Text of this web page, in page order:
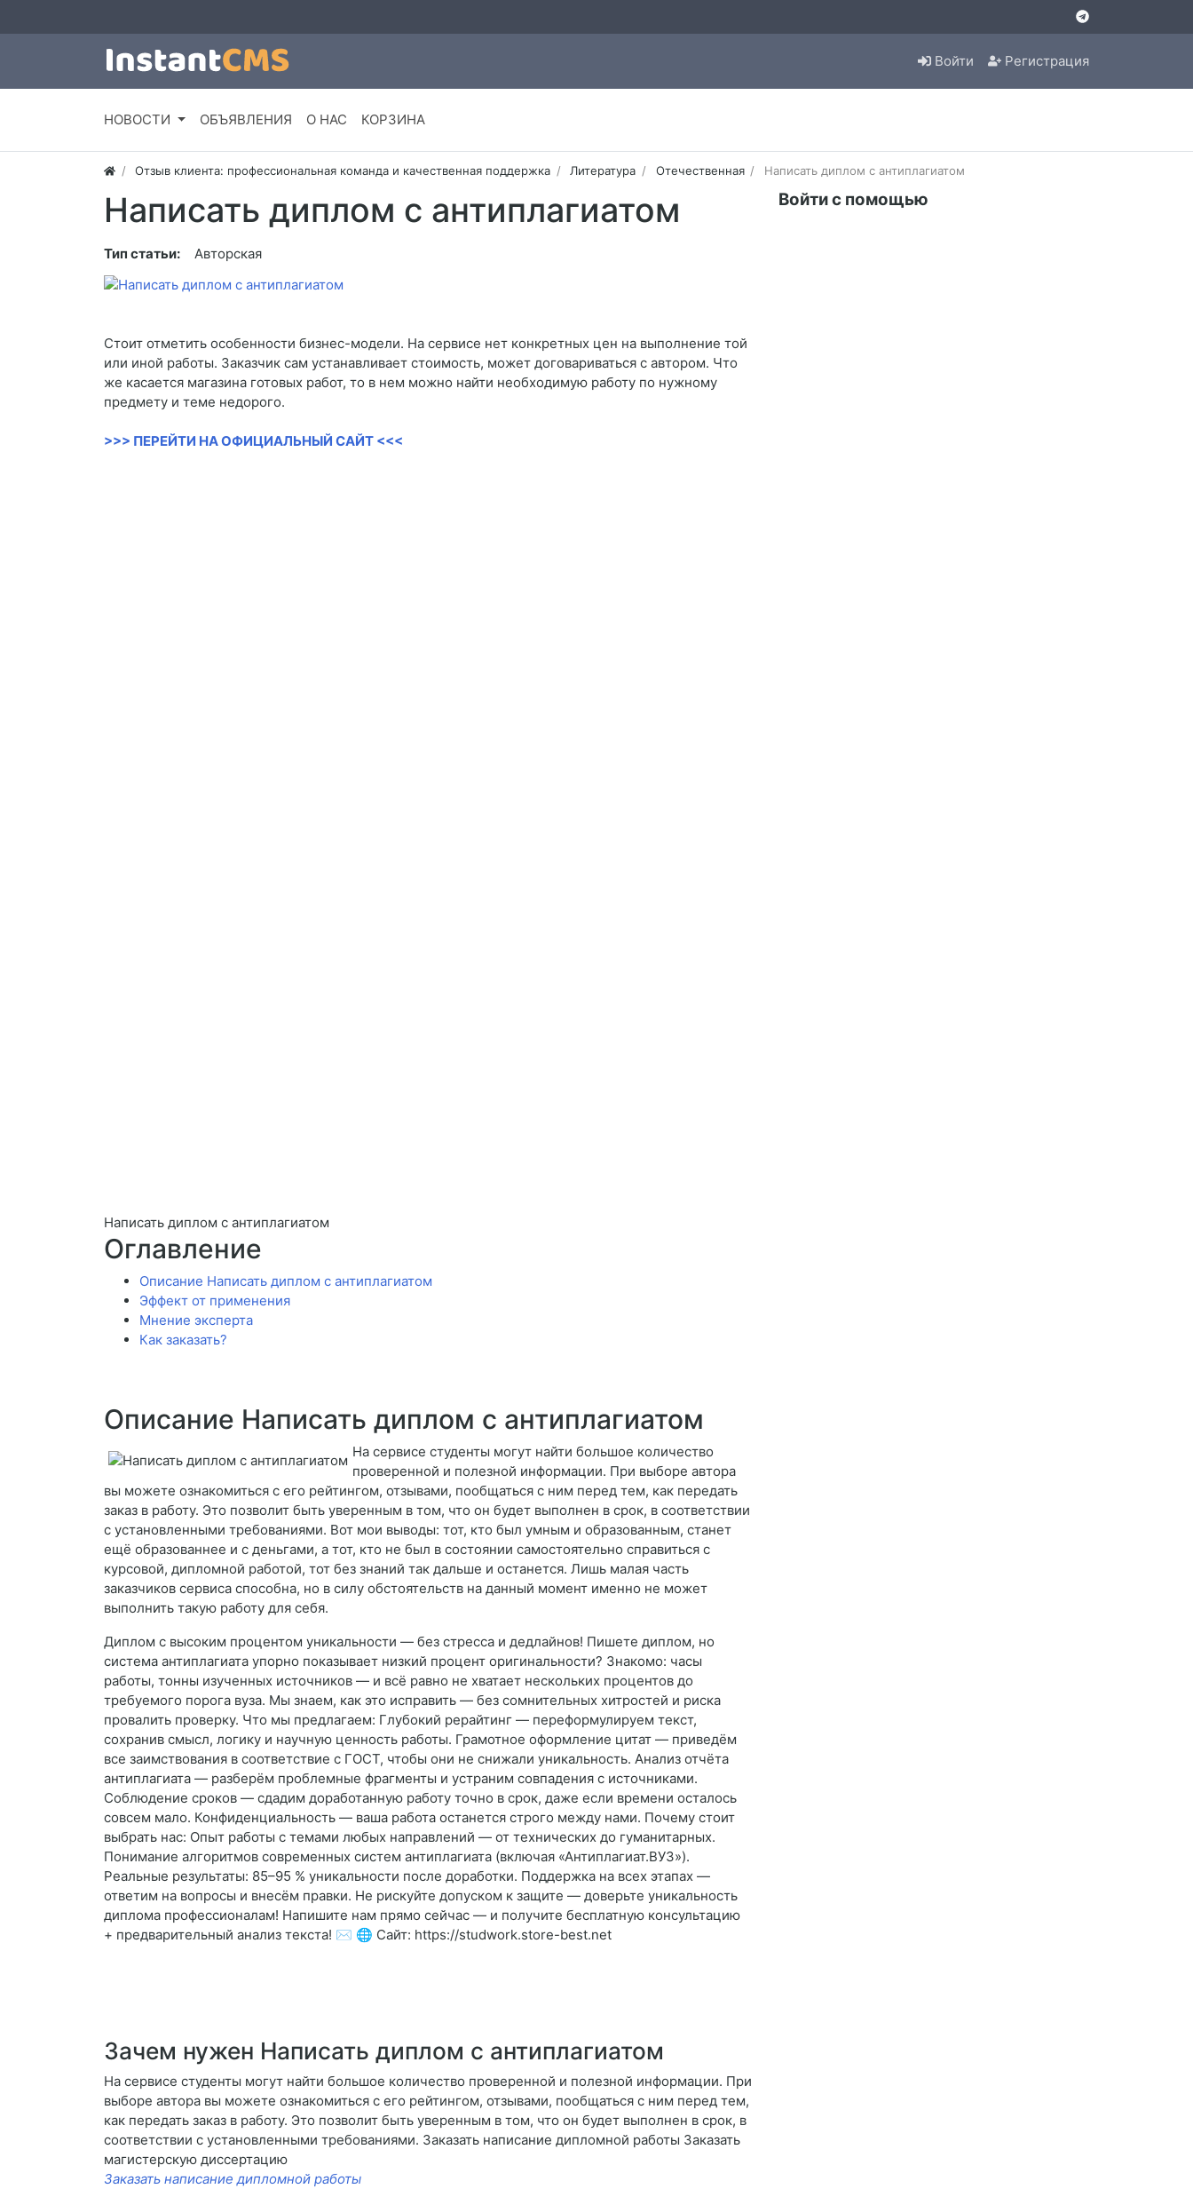
Войти Регистрация
НОВОСТИ ОБЪЯВЛЕНИЯ О НАС КОРЗИНА
Отзыв клиента: профессиональная команда и качественная поддержка Литература Отечественная Написать диплом с антиплагиатом
Написать диплом с антиплагиатом
Тип статьи: Авторская
Стоит отметить особенности бизнес-модели. На сервисе нет конкретных цен на выполнение той
или иной работы. Заказчик сам устанавливает стоимость, может договариваться с автором. Что
же касается магазина готовых работ, то в нем можно найти необходимую работу по нужному
предмету и теме недорого.
>>> ПЕРЕЙТИ НА ОФИЦИАЛЬНЫЙ САЙТ <<<
Написать диплом с антиплагиатом
Оглавление
Описание Написать диплом с антиплагиатом
Эффект от применения
Мнение эксперта
Как заказать?
Описание Написать диплом с антиплагиатом
На сервисе студенты могут найти большое количество
проверенной и полезной информации. При выборе автора
вы можете ознакомиться с его рейтингом, отзывами, пообщаться с ним перед тем, как передать
заказ в работу. Это позволит быть уверенным в том, что он будет выполнен в срок, в соответствии
с установленными требованиями. Вот мои выводы: тот, кто был умным и образованным, станет
ещё образованнее и с деньгами, а тот, кто не был в состоянии самостоятельно справиться с
курсовой, дипломной работой, тот без знаний так дальше и останется. Лишь малая часть
заказчиков сервиса способна, но в силу обстоятельств на данный момент именно не может
выполнить такую работу для себя.
Диплом с высоким процентом уникальности — без стресса и дедлайнов! Пишете диплом, но
система антиплагиата упорно показывает низкий процент оригинальности? Знакомо: часы
работы, тонны изученных источников — и всё равно не хватает нескольких процентов до
требуемого порога вуза. Мы знаем, как это исправить — без сомнительных хитростей и риска
провалить проверку. Что мы предлагаем: Глубокий рерайтинг — переформулируем текст,
сохранив смысл, логику и научную ценность работы. Грамотное оформление цитат — приведём
все заимствования в соответствие с ГОСТ, чтобы они не снижали уникальность. Анализ отчёта
антиплагиата — разберём проблемные фрагменты и устраним совпадения с источниками.
Соблюдение сроков — сдадим доработанную работу точно в срок, даже если времени осталось
совсем мало. Конфиденциальность — ваша работа останется строго между нами. Почему стоит
выбрать нас: Опыт работы с темами любых направлений — от технических до гуманитарных.
Понимание алгоритмов современных систем антиплагиата (включая «Антиплагиат.ВУЗ»).
Реальные результаты: 85–95 % уникальности после доработки. Поддержка на всех этапах —
ответим на вопросы и внесём правки. Не рискуйте допуском к защите — доверьте уникальность
диплома профессионалам! Напишите нам прямо сейчас — и получите бесплатную консультацию
+ предварительный анализ текста! ✉️ 🌐 Сайт: https://studwork.store-best.net
Зачем нужен Написать диплом с антиплагиатом
На сервисе студенты могут найти большое количество проверенной и полезной информации. При
выборе автора вы можете ознакомиться с его рейтингом, отзывами, пообщаться с ним перед тем,
как передать заказ в работу. Это позволит быть уверенным в том, что он будет выполнен в срок, в
соответствии с установленными требованиями. Заказать написание дипломной работы Заказать
магистерскую диссертацию
Заказать написание дипломной работы
Войти с помощью